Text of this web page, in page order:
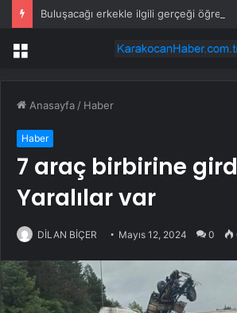
Menü
Anasayfa / Haber
Haber
7 araç birbirine
Yaralılar var
DİLAN BİÇER Mayıs 12, 2024 0